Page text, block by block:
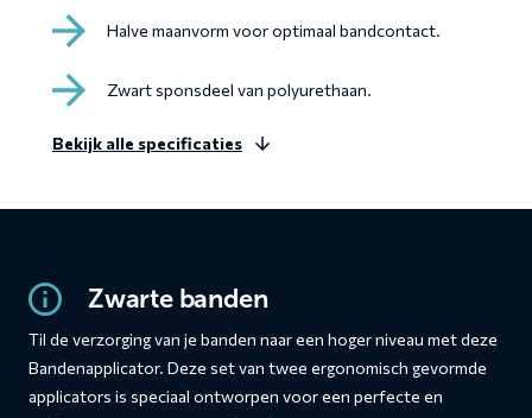
Halve maanvorm voor optimaal bandcontact.
Zwart sponsdeel van polyurethaan.
Bekijk alle specificaties
Zwarte banden
Til de verzorging van je banden naar een hoger niveau met deze
Bandenapplicator. Deze set van twee ergonomisch gevormde
applicators is speciaal ontworpen voor een perfecte en